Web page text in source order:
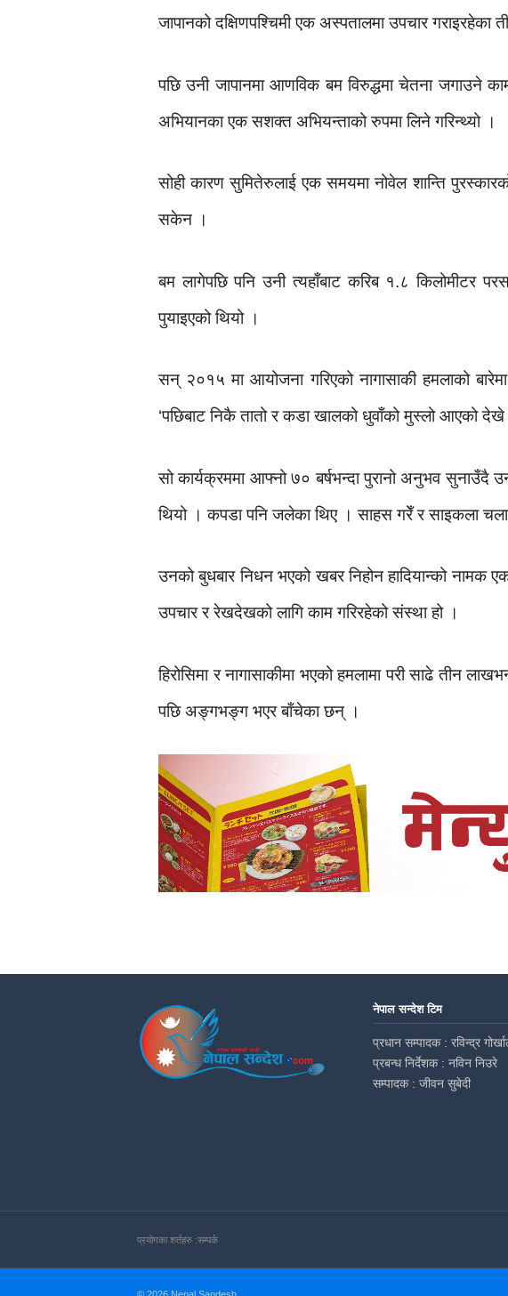
जापानको दक्षिणपश्चिमी एक अस्पतालमा उपचार गराइरहेका
पछि उनी जापानमा आणविक बम विरुद्धमा चेतना जगाउने
अभियानका एक सशक्त अभियन्ताको रुपमा लिने गरिन्थ्यो ।
सोही कारण सुमितेरुलाई एक समयमा नोवेल शान्ति
सकेन ।
बम लागेपछि पनि उनी त्यहाँबाट करिब १.८
पुयाइएको थियो ।
सन् २०१५ मा आयोजना गरिएको नागासाकी हमलाको
‘पछिबाट निकै तातो र कडा खालको धुवाँको मुस्लो आएको देखे
सो कार्यक्रममा आफ्नो ७० बर्षभन्दा पुरानो अनुभव
थियो । कपडा पनि जलेका थिए । साहस गरेँ र साइकला
उनको बुधबार निधन भएको खबर निहोन हादियान्को नामक
उपचार र रेखदेखको लागि काम गरिरहेको संस्था हो ।
हिरोसिमा र नागासाकीमा भएको हमलामा परी साढे तीन
पछि अङ्गभङ्ग भएर बाँचेका छन् ।
नेपाल सन्देश टिम
प्रधान सम्पादक : रविन्द्र
प्रबन्ध निर्देशक : नविन निउरे
सम्पादक : जीवन सुबेदी
प्रयोगका शर्तहरु :सम्पर्क